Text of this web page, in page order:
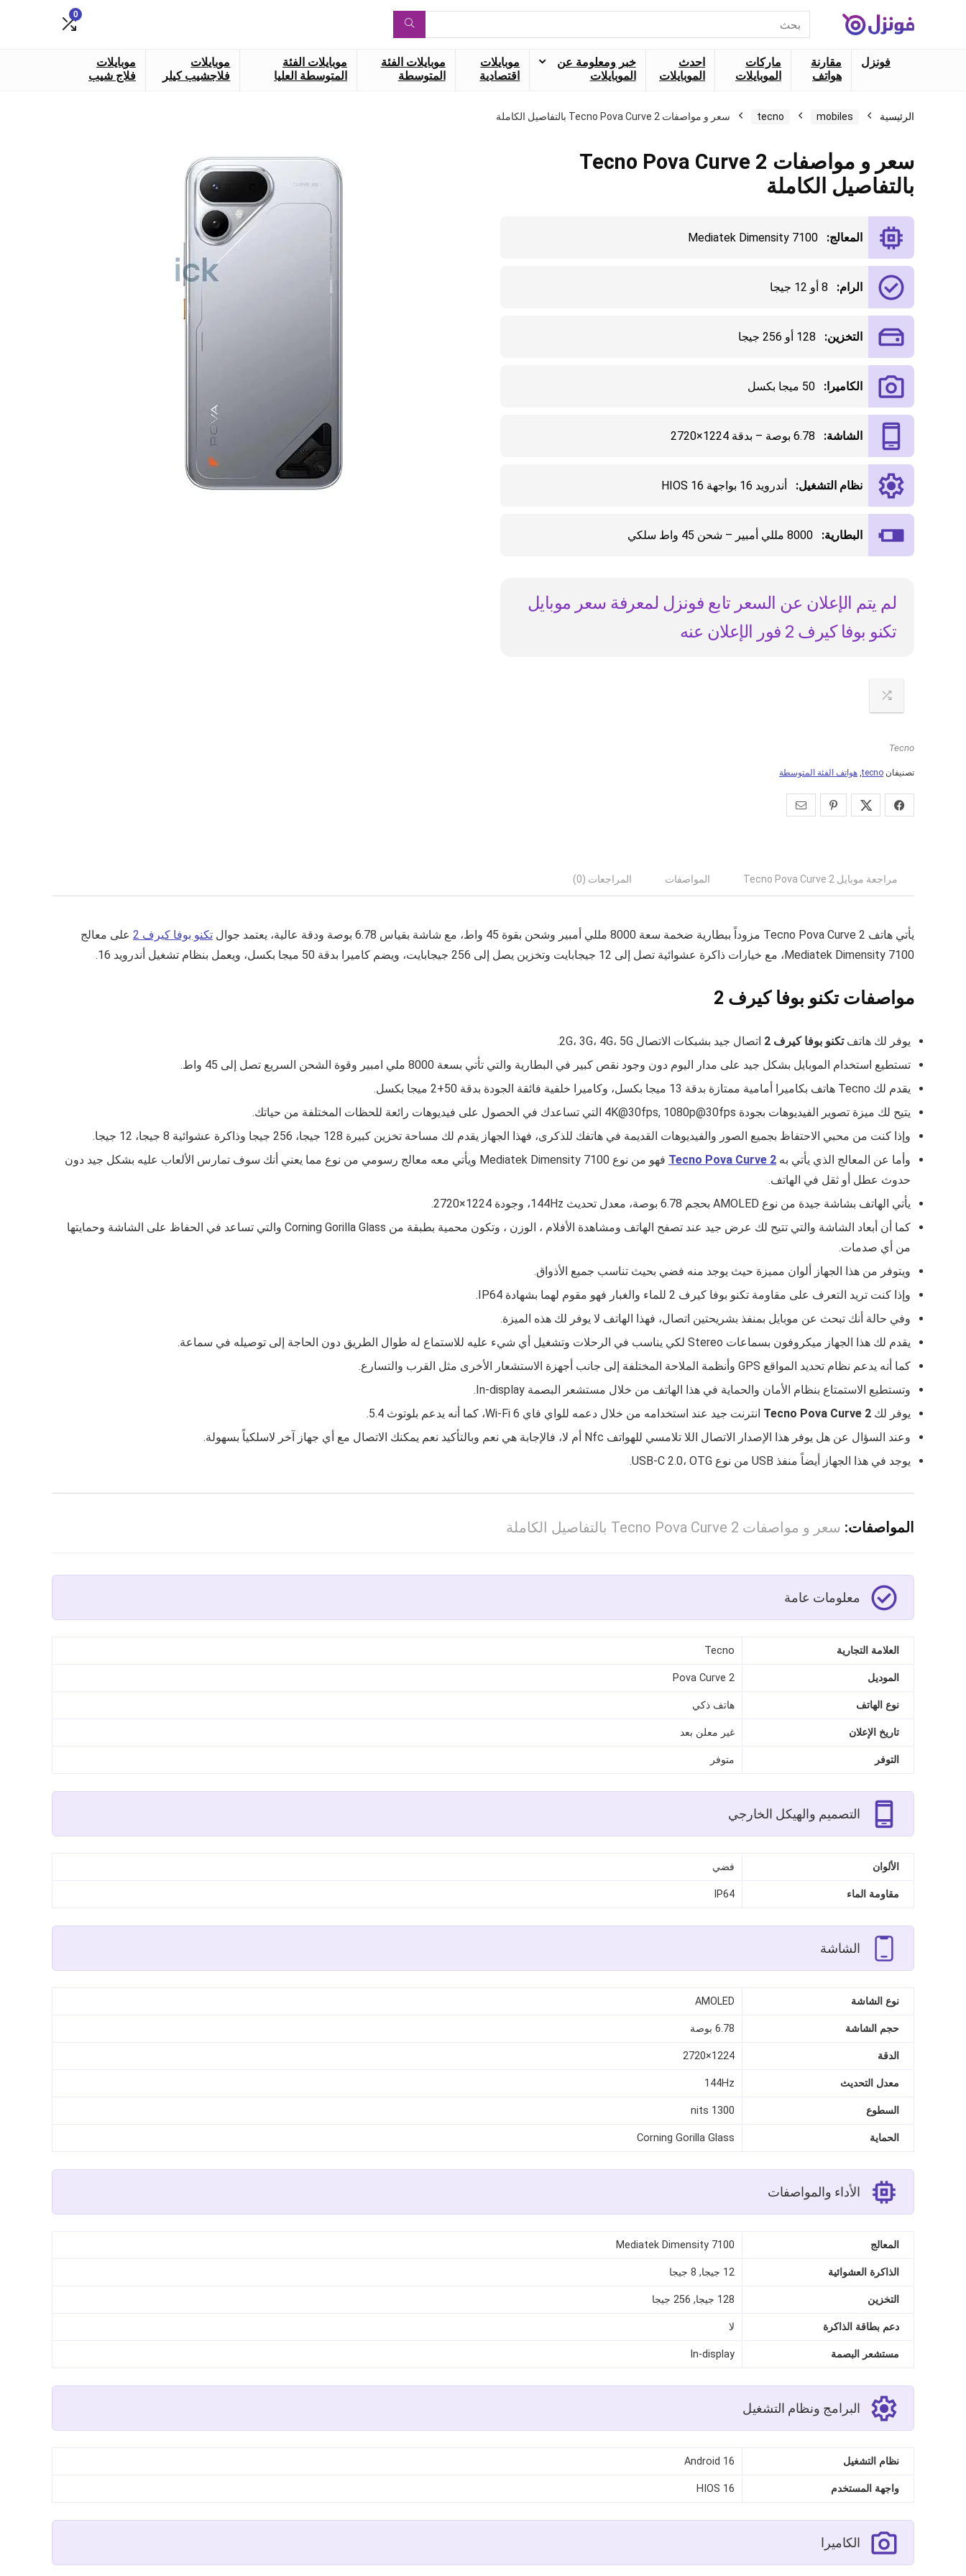
عن:
0
فونزل
مقارنة
هواتف
ماركات
الموبايلات
احدث
الموبايلات
خبر ومعلومة عن
الموبايلات
موبايلات
اقتصادية
موبايلات الفئة
المتوسطة
موبايلات الفئة
المتوسطة العليا
موبايلات
فلاجشيب كيلر
موبايلات
فلاج شيب
الرئيسية mobiles
tecno سعر و مواصفات Tecno Pova Curve 2 بالتفاصيل الكاملة
سعر و مواصفات Tecno Pova Curve 2
بالتفاصيل الكاملة
المعالج: Mediatek Dimensity 7100
الرام: 8 أو 12 جيجا
التخزين: 128 أو 256 جيجا
الكاميرا: 50 ميجا بكسل
الشاشة: 6.78 بوصة – بدقة 1224×2720
نظام التشغيل: أندرويد 16 بواجهة HIOS 16
البطارية: 8000 مللي أمبير – شحن 45 واط سلكي
لم يتم الإعلان عن السعر تابع فونزل لمعرفة سعر موبايل
تكنو بوفا كيرف 2 فور الإعلان عنه
Tecno
تصنيفان tecno
, هواتف الفئة المتوسطة
مراجعة موبايل Tecno Pova Curve 2 المواصفات المراجعات (0)
يأتي هاتف Tecno Pova Curve 2 مزوداً ببطارية ضخمة سعة 8000 مللي أمبير وشحن بقوة 45 واط، مع شاشة بقياس 6.78 بوصة ودقة عالية، يعتمد جوال تكنو بوفا كيرف 2
على معالج
Mediatek Dimensity 7100، مع خيارات ذاكرة عشوائية تصل إلى 12 جيجابايت وتخزين يصل إلى 256 جيجابايت، ويضم كاميرا بدقة 50 ميجا بكسل، ويعمل بنظام تشغيل أندرويد 16.
مواصفات تكنو بوفا كيرف 2
يوفر لك هاتفتكنو بوفا كيرف 2
اتصال جيد بشبكات الاتصال 2G، 3G، 4G، 5G.
تستطيع استخدام الموبايل بشكل جيد على مدار اليوم دون وجود نقص كبير في البطارية والتي تأتي بسعة 8000 ملي امبير وقوة الشحن السريع تصل إلى 45 واط.
يقدم لك Tecno هاتف بكاميرا أمامية ممتازة بدقة 13 ميجا بكسل، وكاميرا خلفية فائقة الجودة بدقة 50+2 ميجا بكسل.
يتيح لك ميزة تصوير الفيديوهات بجودة 4K@30fps, 1080p@30fps التي تساعدك في الحصول على فيديوهات رائعة للحظات المختلفة من حياتك.
وإذا كنت من محبي الاحتفاظ بجميع الصور والفيديوهات القديمة في هاتفك للذكرى، فهذا الجهاز يقدم لك مساحة تخزين كبيرة 128 جيجا، 256 جيجا وذاكرة عشوائية 8 جيجا، 12 جيجا.
وأما عن المعالج الذي يأتي به Tecno Pova Curve 2
فهو من نوع Mediatek Dimensity 7100 ويأتي معه معالج رسومي من نوع مما يعني أنك سوف تمارس الألعاب عليه بشكل جيد دون
حدوث عطل أو ثقل في الهاتف.
يأتي الهاتف بشاشة جيدة من نوع AMOLED بحجم 6.78 بوصة، معدل تحديث 144Hz، وجودة 1224×2720.
كما أن أبعاد الشاشة والتي تتيح لك عرض جيد عند تصفح الهاتف ومشاهدة الأفلام ، الوزن ، وتكون محمية بطبقة من Corning Gorilla Glass والتي تساعد في الحفاظ على الشاشة وحمايتها
من أي صدمات.
ويتوفر من هذا الجهاز ألوان مميزة حيث يوجد منه فضي بحيث تناسب جميع الأذواق.
وإذا كنت تريد التعرف على مقاومة تكنو بوفا كيرف 2 للماء والغبار فهو مقوم لهما بشهادة IP64.
وفي حالة أنك تبحث عن موبايل بمنفذ بشريحتين اتصال، فهذا الهاتف لا يوفر لك هذه الميزة.
يقدم لك هذا الجهاز ميكروفون بسماعات Stereo لكي يناسب في الرحلات وتشغيل أي شيء عليه للاستماع له طوال الطريق دون الحاجة إلى توصيله في سماعة.
كما أنه يدعم نظام تحديد المواقع GPS وأنظمة الملاحة المختلفة إلى جانب أجهزة الاستشعار الأخرى مثل القرب والتسارع.
وتستطيع الاستمتاع بنظام الأمان والحماية في هذا الهاتف من خلال مستشعر البصمة In‑display.
يوفر لك Tecno Pova Curve 2 انترنت جيد عند استخدامه من خلال دعمه للواي فاي Wi‑Fi 6، كما أنه يدعم بلوتوث 5.4.
وعند السؤال عن هل يوفر هذا الإصدار الاتصال اللا تلامسي للهواتف Nfc أم لا، فالإجابة هي نعم وبالتأكيد نعم يمكنك الاتصال مع أي جهاز آخر لاسلكياً بسهولة.
يوجد في هذا الجهاز أيضاً منفذ USB من نوع USB‑C 2.0، OTG.
المواصفات: سعر و مواصفات Tecno Pova Curve 2 بالتفاصيل الكاملة
معلومات عامة
العلامة التجارية Tecno
الموديل Pova Curve 2
نوع الهاتف هاتف ذكي
تاريخ الإعلان غير معلن بعد
التوفر متوفر
التصميم والهيكل الخارجي
الألوان فضي
مقاومة الماء IP64
الشاشة
نوع الشاشة AMOLED
حجم الشاشة 6.78 بوصة
الدقة 1224×2720
معدل التحديث 144Hz
السطوع 1300 nits
الحماية Corning Gorilla Glass
الأداء والمواصفات
المعالج Mediatek Dimensity 7100
الذاكرة العشوائية 12 جيجا, 8 جيجا
التخزين 128 جيجا, 256 جيجا
دعم بطاقة الذاكرة لا
مستشعر البصمة In-display
البرامج ونظام التشغيل
نظام التشغيل Android 16
واجهة المستخدم HIOS 16
الكاميرا